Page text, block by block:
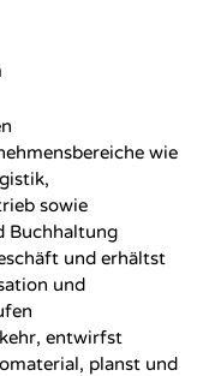
wie
sowie
Buchhaltung
und erhältst
und
entwirfst
planst und